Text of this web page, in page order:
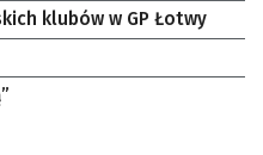
klubów w GP Łotwy